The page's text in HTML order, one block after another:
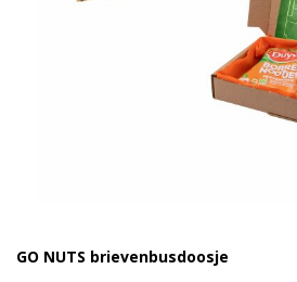
GO NUTS brievenbusdoosje